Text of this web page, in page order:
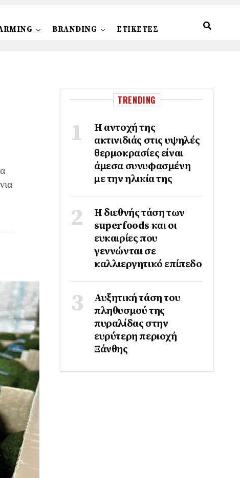
BRANDING ΕΤΙΚΕΤΕΣ
TRENDING
Η αντοχή της
ακτινιδιάς στις υψηλές
θερμοκρασίες είναι
άμεσα συνυφασμένη
με την ηλικία της
Η διεθνής τάση των
superfoods και οι
ευκαιρίες που
γεννώνται σε
καλλιεργητικό επίπεδο
Αυξητική τάση του
πληθυσμού της
πυραλίδας στην
ευρύτερη περιοχή
Ξάνθης